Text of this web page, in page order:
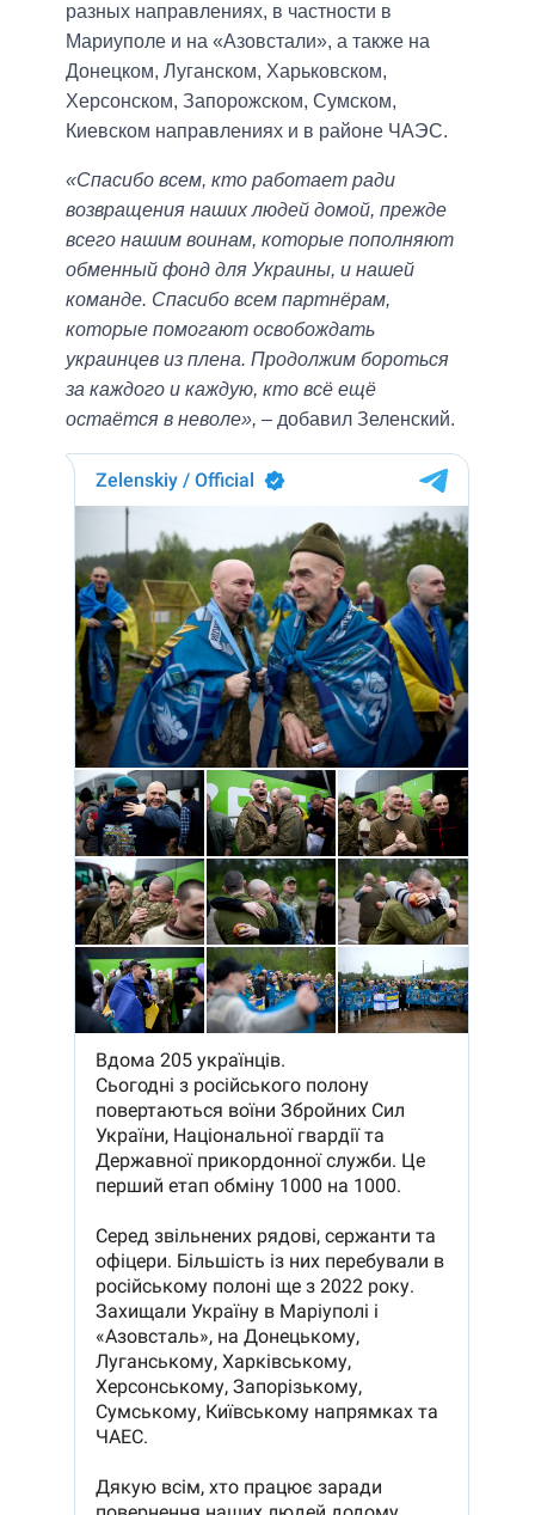
разных направлениях, в частности в
Мариуполе и на «Азовстали», а также на
Донецком, Луганском, Харьковском,
Херсонском, Запорожском, Сумском,
Киевском направлениях и в районе ЧАЭС.
«Спасибо всем, кто работает ради
возвращения наших людей домой, прежде
всего нашим воинам, которые пополняют
обменный фонд для Украины, и нашей
команде. Спасибо всем партнёрам,
которые помогают освобождать
украинцев из плена. Продолжим бороться
за каждого и каждую, кто всё ещё
остаётся в неволе», – добавил Зеленский.